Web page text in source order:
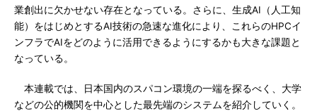
業創出に欠かせない存在となっている。さらに、生成AI（人工知
能）をはじめとするAI技術の急速な進化により、これらのHPCイ
ンフラでAIをどのように活用できるようにするかも大きな課題と
なっている。
本連載では、日本国内のスパコン環境の一端を探るべく、大学
などの公的機関を中心とした最先端のシステムを紹介していく。